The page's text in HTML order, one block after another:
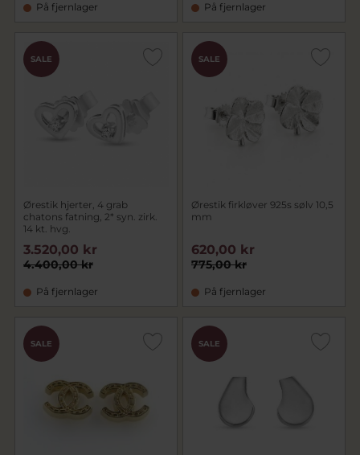
På fjernlager På fjernlager
SALE
Ørestik hjerter, 4 grab
chatons fatning, 2* syn. zirk.
14 kt. hvg.
4.400,00 kr
3.520,00 kr
På fjernlager
SALE
Ørestik firkløver 925s sølv 10,5
mm
775,00 kr
620,00 kr
På fjernlager
SALE SALE